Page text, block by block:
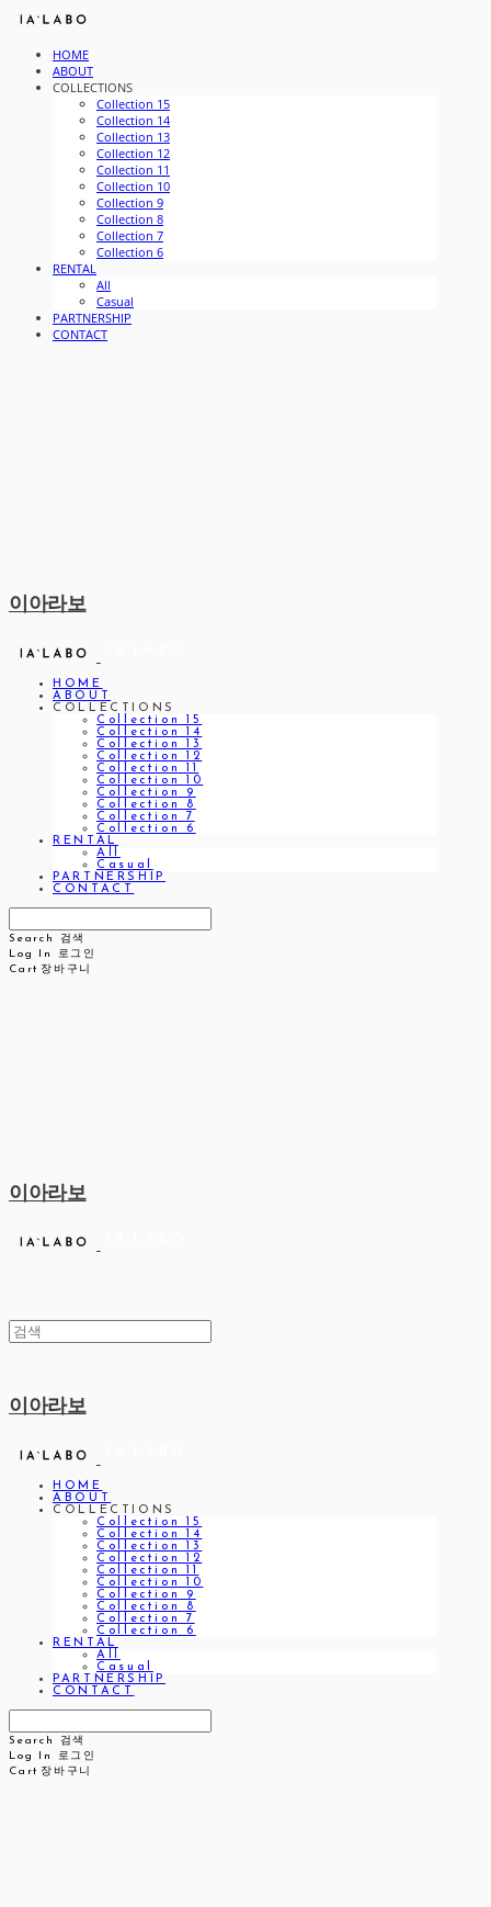
HOME
ABOUT
COLLECTIONS
Collection 15
Collection 14
Collection 13
Collection 12
Collection 11
Collection 10
Collection 9
Collection 8
Collection 7
Collection 6
RENTAL
All
Casual
PARTNERSHIP
CONTACT
이아라보
HOME
ABOUT
COLLECTIONS
Collection 15
Collection 14
Collection 13
Collection 12
Collection 11
Collection 10
Collection 9
Collection 8
Collection 7
Collection 6
RENTAL
All
Casual
PARTNERSHIP
CONTACT
Search
검색
Log In
로그인
Cart 장바구니
이아라보
이아라보
HOME
ABOUT
COLLECTIONS
Collection 15
Collection 14
Collection 13
Collection 12
Collection 11
Collection 10
Collection 9
Collection 8
Collection 7
Collection 6
RENTAL
All
Casual
PARTNERSHIP
CONTACT
Search
검색
Log In
로그인
Cart 장바구니